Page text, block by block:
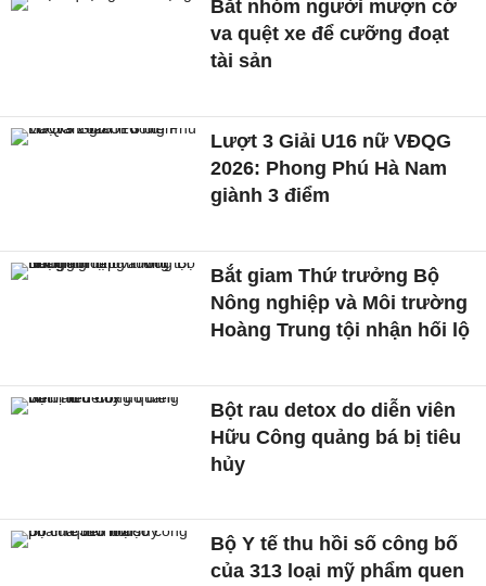
Bắt nhóm người mượn cớ
va quệt xe để cưỡng đoạt
tài sản
Lượt 3 Giải U16 nữ VĐQG
2026: Phong Phú Hà Nam
giành 3 điểm
Bắt giam Thứ trưởng Bộ
Nông nghiệp và Môi trường
Hoàng Trung tội nhận hối lộ
Bột rau detox do diễn viên
Hữu Công quảng bá bị tiêu
hủy
Bộ Y tế thu hồi số công bố
của 313 loại mỹ phẩm quen